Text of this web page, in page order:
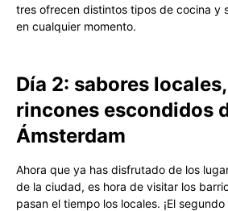
tres ofrecen distintos tipos de cocina y
en cualquier momento.
Día 2: sabores
rincones escondidos
Ámsterdam
Ahora que ya has disfrutado de los
de la ciudad, es hora de visitar los
pasan el tiempo los locales. ¡El